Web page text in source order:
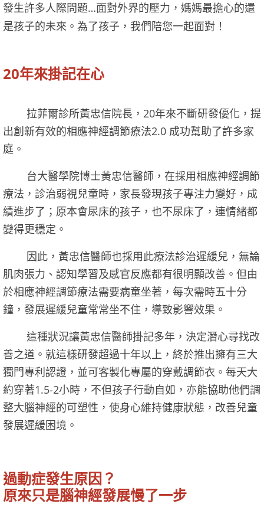
發生許多人際問題…面對外界的壓力，媽媽最擔心的還
是孩子的未來。為了孩子，我們陪您一起面對！
20年來掛記在心
拉菲爾診所黃忠信院長，20年來不斷研發優化，提
出創新有效的相應神經調節療法2.0 成功幫助了許多家
庭。
台大醫學院博士黃忠信醫師，在採用相應神經調節
療法，診治弱視兒童時，家長發現孩子專注力變好，成
績進步了；原本會尿床的孩子，也不尿床了，連情緒都
變得更穩定。
因此，黃忠信醫師也採用此療法診治遲緩兒，無論
肌肉張力、認知學習及感官反應都有很明顯改善。但由
於相應神經調節療法需要病童坐著，每次需時五十分
鐘，發展遲緩兒童常常坐不住，導致影響效果。
這種狀況讓黃忠信醫師掛記多年，決定潛心尋找改
善之道。就這樣研發超過十年以上，終於推出擁有三大
獨門專利認證，並可客製化專屬的穿戴調節衣。每天大
約穿著1.5-2小時，不但孩子行動自如，亦能協助他們調
整大腦神經的可塑性，使身心維持健康狀態，改善兒童
發展遲緩困境。
過動症發生原因？
原來只是腦神經發展慢了一步